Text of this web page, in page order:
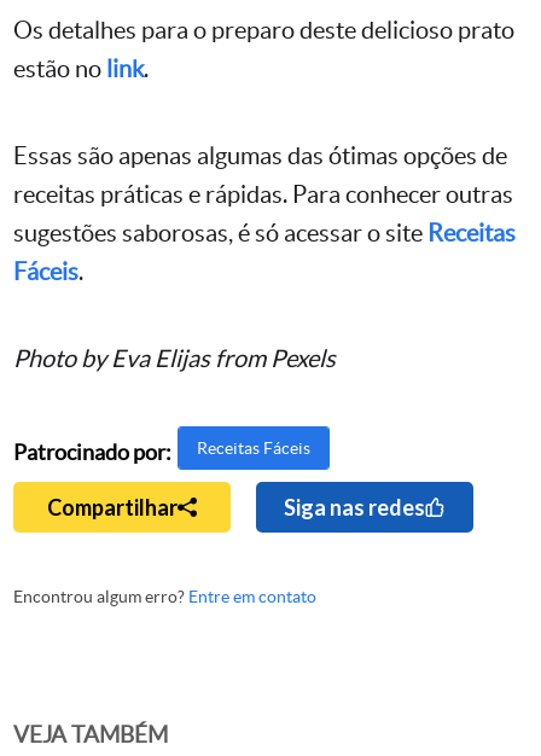
Os detalhes para o preparo deste delicioso prato
estão no link.
Essas são apenas algumas das ótimas opções de
receitas práticas e rápidas. Para conhecer outras
sugestões saborosas, é só acessar o site Receitas
Fáceis.
Photo by Eva Elijas from Pexels
Patrocinado por: Receitas Fáceis
Compartilhar Siga nas redes
Encontrou algum erro? Entre em contato
VEJA TAMBÉM